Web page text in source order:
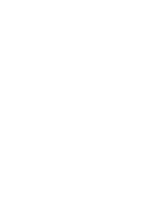
amener